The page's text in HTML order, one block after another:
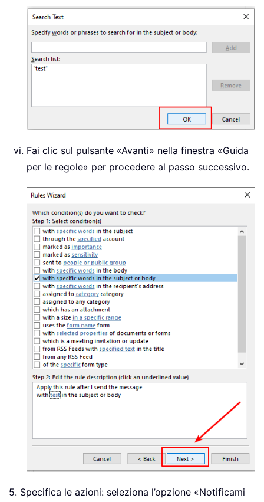
Fai clic sul pulsante «Avanti» nella finestra «Guida
per le regole» per procedere al passo successivo.
5. Specifica le azioni: seleziona l’opzione «Notificami